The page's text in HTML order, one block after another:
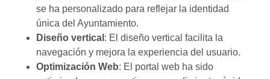
se ha personalizado para reflejar la identidad
única del Ayuntamiento.
Diseño vertical : El diseño vertical facilita la
navegación y mejora la experiencia del usuario.
Optimización Web: El portal web ha sido